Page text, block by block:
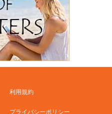
利用規約
プライバシーポリシー